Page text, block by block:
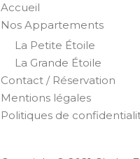
Accueil
Nos Appartements
La Petite Étoile
La Grande Étoile
Contact / Réservation
Mentions légales
Politiques de